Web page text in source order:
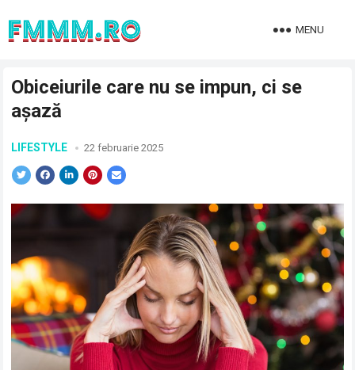
MENU
Obiceiurile care nu se impun, ci se
așază
LIFESTYLE 22 februarie 2025